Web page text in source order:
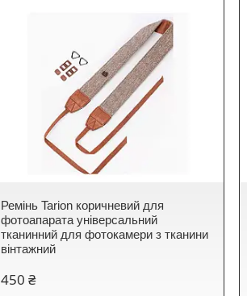
Ремінь Tarion коричневий для
фотоапарата універсальний
тканинний для фотокамери з тканини
вінтажний
450 ₴